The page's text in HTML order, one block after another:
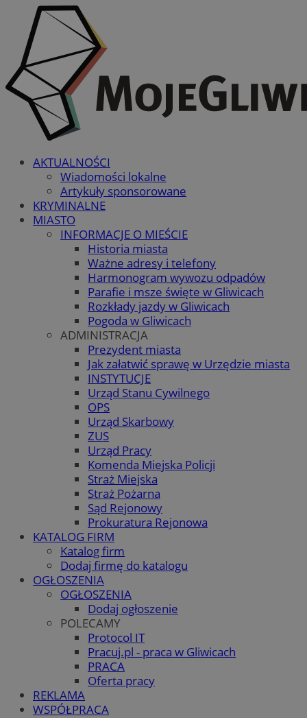
AKTUALNOŚCI
Wiadomości lokalne
Artykuły sponsorowane
KRYMINALNE
MIASTO
INFORMACJE O MIEŚCIE
Historia miasta
Ważne adresy i telefony
Harmonogram wywozu odpadów
Parafie i msze święte w Gliwicach
Rozkłady jazdy w Gliwicach
Pogoda w Gliwicach
ADMINISTRACJA
Prezydent miasta
Jak załatwić sprawę w Urzędzie miasta
INSTYTUCJE
Urząd Stanu Cywilnego
OPS
Urząd Skarbowy
ZUS
Urząd Pracy
Komenda Miejska Policji
Straż Miejska
Straż Pożarna
Sąd Rejonowy
Prokuratura Rejonowa
KATALOG FIRM
Katalog firm
Dodaj firmę do katalogu
OGŁOSZENIA
OGŁOSZENIA
Dodaj ogłoszenie
POLECAMY
Protocol IT
Pracuj.pl - praca w Gliwicach
PRACA
Oferta pracy
REKLAMA
WSPÓŁPRACA